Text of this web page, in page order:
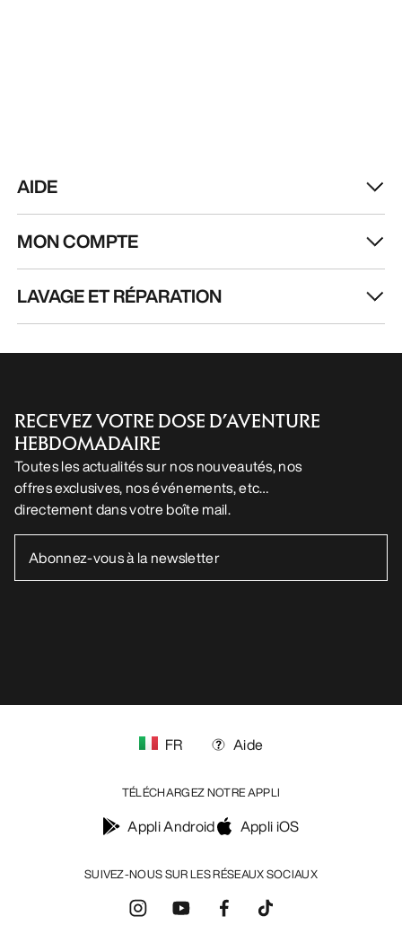
AIDE
MON COMPTE
LAVAGE ET RÉPARATION
RECEVEZ VOTRE DOSE D’AVENTURE
HEBDOMADAIRE
Toutes les actualités sur nos nouveautés, nos
offres exclusives, nos événements, etc…
directement dans votre boîte mail.
SUIVEZ-NOUS SUR LES RÉSEAUX SOCIAUX
FR Aide
TÉLÉCHARGEZ NOTRE APPLI
Appli Android Appli iOS